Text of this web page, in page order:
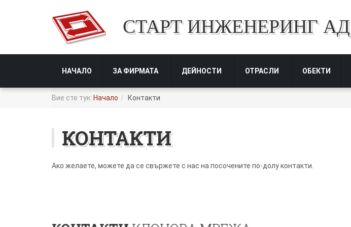
СТАРТ ИНЖЕНЕРИНГ АД
НАЧАЛО ЗА ФИРМАТА ДЕЙНОСТИ ОТРАСЛИ ОБЕКТИ
Вие сте тук: Начало Контакти
КОНТАКТИ
Ако желаете, можете да се свържете с нас на посочените по-долу контакти.